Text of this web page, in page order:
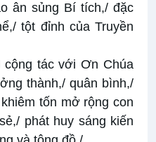
ân sủng Bí tích,/ đặc
tột đỉnh của Truyền
cộng tác với Ơn Chúa
thành,/ quân bình,/
tốn mở rộng con
phát huy sáng kiến